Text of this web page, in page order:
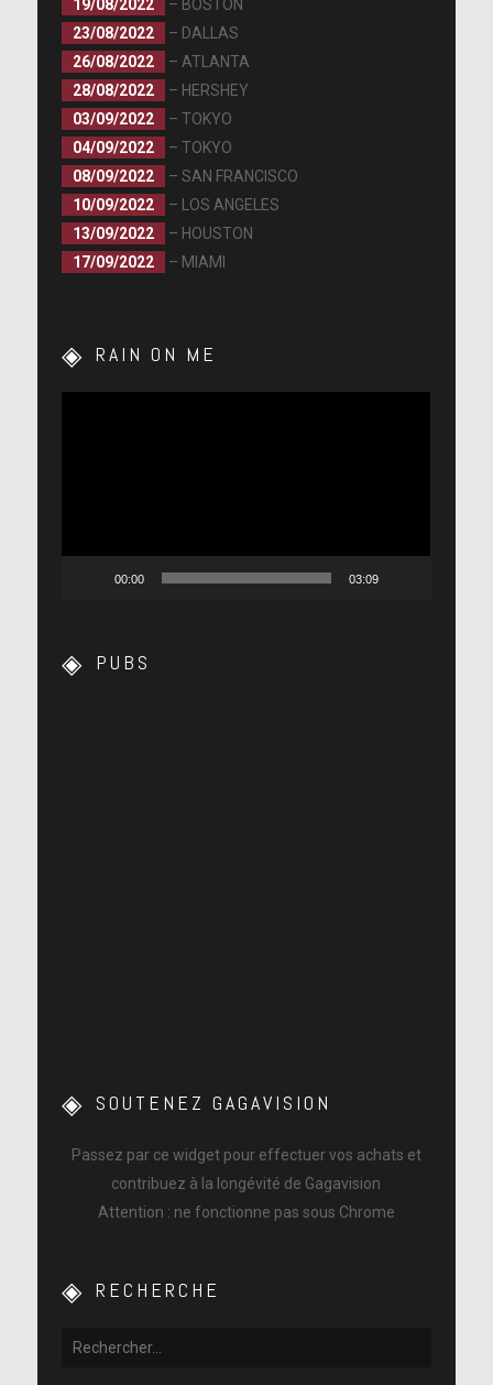
19/08/2022
– BOSTON
23/08/2022
– DALLAS
26/08/2022
– ATLANTA
28/08/2022
– HERSHEY
03/09/2022
– TOKYO
04/09/2022
– TOKYO
08/09/2022
– SAN FRANCISCO
10/09/2022
– LOS ANGELES
13/09/2022
– HOUSTON
17/09/2022
– MIAMI
RAIN ON ME
00:00 03:09
PUBS
SOUTENEZ GAGAVISION
Passez par ce widget pour effectuer vos achats et
contribuez à la longévité de Gagavision
Attention : ne fonctionne pas sous Chrome
RECHERCHE